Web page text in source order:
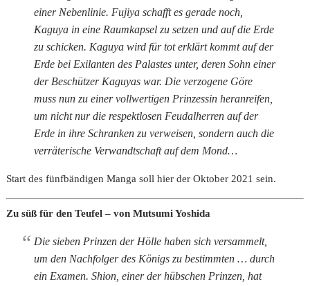
einer Nebenlinie. Fujiya schafft es gerade noch,
Kaguya in eine Raumkapsel zu setzen und auf die Erde
zu schicken. Kaguya wird für tot erklärt kommt auf der
Erde bei Exilanten des Palastes unter, deren Sohn einer
der Beschützer Kaguyas war. Die verzogene Göre
muss nun zu einer vollwertigen Prinzessin heranreifen,
um nicht nur die respektlosen Feudalherren auf der
Erde in ihre Schranken zu verweisen, sondern auch die
verräterische Verwandtschaft auf dem Mond…
Start des fünfbändigen Manga soll hier der Oktober 2021 sein.
Zu süß für den Teufel – von Mutsumi Yoshida
Die sieben Prinzen der Hölle haben sich versammelt,
um den Nachfolger des Königs zu bestimmten … durch
ein Examen. Shion, einer der hübschen Prinzen, hat